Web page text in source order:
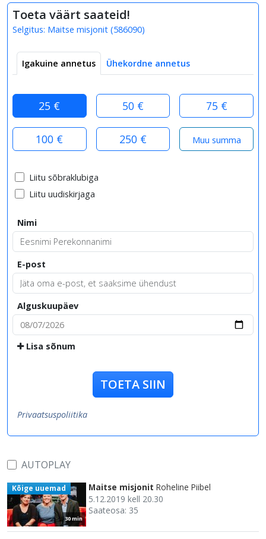
Toeta väärt saateid!
Selgitus: Maitse misjonit (586090)
Igakuine annetus Ühekordne annetus
25 € 50 € 75 €
100 € 250 €
Liitu sõbraklubiga
Liitu uudiskirjaga
Nimi
E-post
Alguskuupäev
Lisa sõnum
TOETA SIIN
Privaatsuspoliitika
AUTOPLAY
30 min
Kõige uuemad Maitse misjonit Roheline Piibel
5.12.2019 kell 20.30
Saateosa: 35